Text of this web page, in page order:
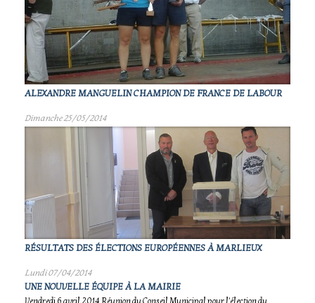
ALEXANDRE MANGUELIN CHAMPION DE FRANCE DE LABOUR
Dimanche 25/05/2014
RÉSULTATS DES ÉLECTIONS EUROPÉENNES À MARLIEUX
Lundi 07/04/2014
UNE NOUVELLE ÉQUIPE À LA MAIRIE
Vendredi 6 avril 2014 Réunion du Conseil Municipal pour l'élection du